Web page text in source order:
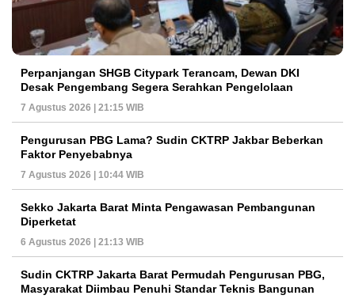
Perpanjangan SHGB Citypark Terancam, Dewan DKI
Desak Pengembang Segera Serahkan Pengelolaan
7 Agustus 2026 | 21:15 WIB
Pengurusan PBG Lama? Sudin CKTRP Jakbar Beberkan
Faktor Penyebabnya
7 Agustus 2026 | 10:44 WIB
Sekko Jakarta Barat Minta Pengawasan Pembangunan
Diperketat
6 Agustus 2026 | 21:13 WIB
Sudin CKTRP Jakarta Barat Permudah Pengurusan PBG,
Masyarakat Diimbau Penuhi Standar Teknis Bangunan